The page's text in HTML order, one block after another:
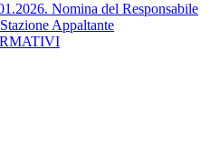
Nomina del Responsabile
Appaltante